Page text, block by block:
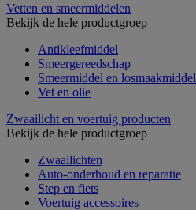
Vetten en smeermiddelen
Bekijk de hele productgroep
Antikleefmiddel
Smeergereedschap
Smeermiddel en losmaakmiddel
Vet en olie
Zwaailicht en voertuig producten
Bekijk de hele productgroep
Zwaailichten
Auto-onderhoud en reparatie
Step en fiets
Voertuig accessoires